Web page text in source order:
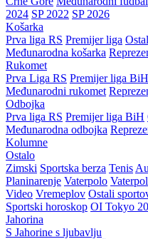
2024 SP 2022 SP 2026
Košarka
Prva liga RS Premijer liga
Međunarodna košarka
Rukomet
Prva Liga RS Premijer liga BiH
Međunarodni rukomet
Odbojka
Prva liga RS Premijer liga BiH
Međunarodna odbojka
Kolumne
Ostalo
Zimski Sportska berza Tenis
Planinarenje Vaterpolo
Video Vremeplov Ostali
Sportski horoskop OI Tokyo
Jahorina
S Jahorine s ljubavlju